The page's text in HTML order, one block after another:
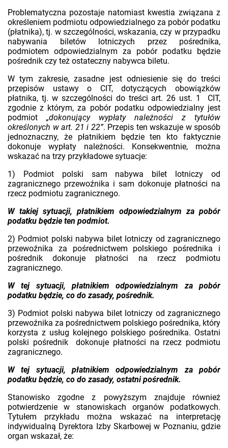
Problematyczna pozostaje natomiast kwestia związana z
określeniem podmiotu odpowiedzialnego za pobór podatku
(płatnika), tj. w szczególności, wskazania, czy w przypadku
nabywania biletów lotniczych przez pośrednika,
podmiotem odpowiedzialnym za pobór podatku będzie
pośrednik czy też ostateczny nabywca biletu.
W tym zakresie, zasadne jest odniesienie się do treści
przepisów ustawy o CIT, dotyczących obowiązków
płatnika, tj. w szczególności do treści art. 26 ust. 1 CIT,
zgodnie z którym, za pobór podatku odpowiedzialny jest
podmiot „dokonujący wypłaty należności z tytułów
określonych w art. 21 i 22”. Przepis ten wskazuje w sposób
jednoznaczny, że płatnikiem będzie ten kto faktycznie
dokonuje wypłaty należności. Konsekwentnie, można
wskazać na trzy przykładowe sytuacje:
1) Podmiot polski sam nabywa bilet lotniczy od
zagranicznego przewoźnika i sam dokonuje płatności na
rzecz podmiotu zagranicznego.
W takiej sytuacji, płatnikiem odpowiedzialnym za pobór
podatku będzie ten podmiot.
2) Podmiot polski nabywa bilet lotniczy od zagranicznego
przewoźnika za pośrednictwem polskiego pośrednika i
pośrednik dokonuje płatności na rzecz podmiotu
zagranicznego.
W tej sytuacji, płatnikiem odpowiedzialnym za pobór
podatku będzie, co do zasady, pośrednik.
3) Podmiot polski nabywa bilet lotniczy od zagranicznego
przewoźnika za pośrednictwem polskiego pośrednika, który
korzysta z usług kolejnego polskiego pośrednika. Ostatni
polski pośrednik dokonuje płatności na rzecz podmiotu
zagranicznego.
W tej sytuacji, płatnikiem odpowiedzialnym za pobór
podatku będzie, co do zasady, ostatni pośrednik.
Stanowisko zgodne z powyższym znajduje również
potwierdzenie w stanowiskach organów podatkowych.
Tytułem przykładu można wskazać na interpretację
indywidualną Dyrektora Izby Skarbowej w Poznaniu, gdzie
organ wskazał, że: